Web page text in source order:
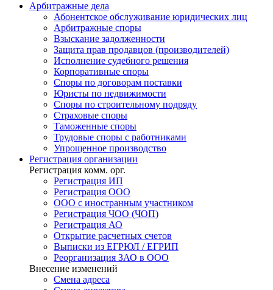
Арбитражные дела
Абонентское обслуживание юридических лиц
Арбитражные споры
Взыскание задолженности
Защита прав продавцов (производителей)
Исполнение судебного решения
Корпоративные споры
Споры по договорам поставки
Юристы по недвижимости
Споры по строительному подряду
Страховые споры
Таможенные споры
Трудовые споры с работниками
Упрощенное производство
Регистрация организации
Регистрация комм. орг.
Регистрация ИП
Регистрация ООО
ООО с иностранным участником
Регистрация ЧОО (ЧОП)
Регистрация АО
Открытие расчетных счетов
Выписки из ЕГРЮЛ / ЕГРИП
Реорганизация ЗАО в ООО
Внесение изменений
Смена адреса